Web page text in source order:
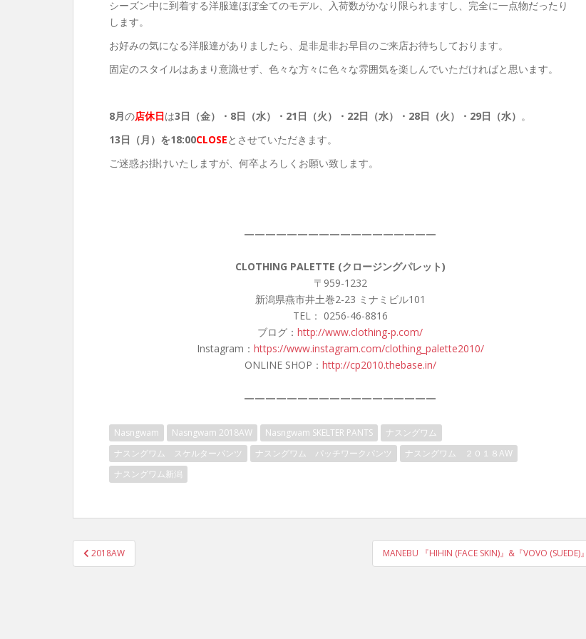
シーズン中に到着する洋服達ほぼ全てのモデル、入荷数がかなり限られますし、完全に一点物だったり
します。
お好みの気になる洋服達がありましたら、是非是非お早目のご来店お待ちしております。
固定のスタイルはあまり意識せず、色々な方々に色々な雰囲気を楽しんでいただければと思います。
8月の店休日は3日（金）・8日（水）・21日（火）・22日（水）・28日（火）・29日（水） 。
13日（月）を18:00CLOSEとさせていただきます。
ご迷惑お掛けいたしますが、何卒よろしくお願い致します。
——————————————————
CLOTHING PALETTE (クロージングパレット)
〒959-1232
新潟県燕市井土巻2-23 ミナミビル101
TEL： 0256-46-8816
ブログ： http://www.clothing-p.com/
Instagram： https://www.instagram.com/clothing_palette2010/
ONLINE SHOP： http://cp2010.thebase.in/
——————————————————
Nasngwam Nasngwam 2018AW Nasngwam SKELTER PANTS
ナスングワム
ナスングワム スケルターパンツ
ナスングワム パッチワークパンツ
ナスングワム ２０１８AW
ナスングワム新潟
投
稿
2018AW MANEBU 『HIHIN (FACE SKIN)』&『VOVO (SUEDE)』